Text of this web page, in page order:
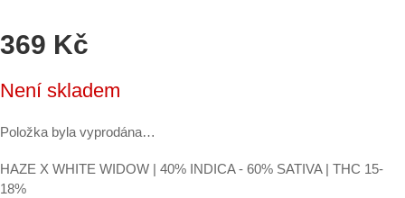
369 Kč
cena:
Není skladem
Položka byla vyprodána…
HAZE X WHITE WIDOW | 40% INDICA - 60% SATIVA | THC 15-
18%